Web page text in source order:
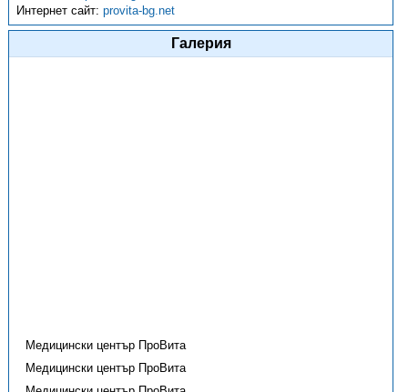
Интернет сайт:provita-bg.net
Галерия
Медицински център ПроВита
Медицински център ПроВита